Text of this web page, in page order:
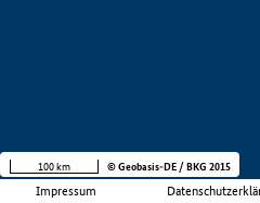
Impressum
100 km © Geobasis-DE / BKG 2015